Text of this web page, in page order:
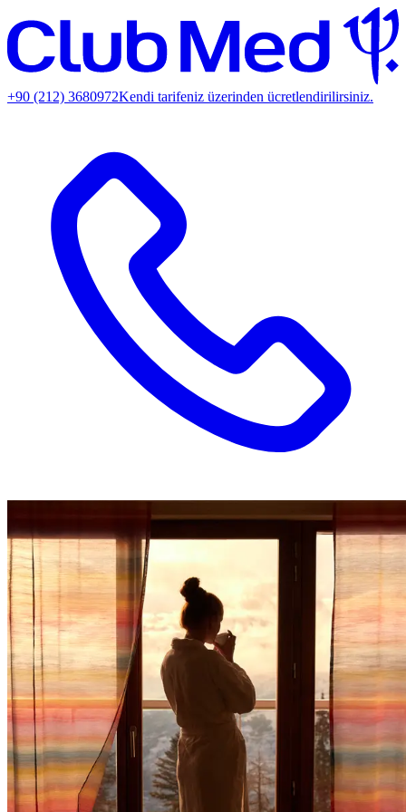
+90 (212) 3680972Kendi tarifeniz üzerinden ücretlendirilirsiniz.